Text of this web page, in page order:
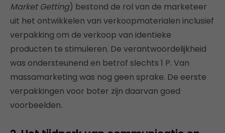
Market Getting) bestond de rol van de marketeer
uit het ontwikkelen van verkoopmaterialen inclusief
verpakking om de verkoop van identieke
producten te stimuleren. De verantwoordelijkheid
was ondersteunend en betrof slechts 1 P. Van
massamarketing was nog geen sprake. De eerste
verpakkingen voor boter zijn daarvan goed
voorbeelden.